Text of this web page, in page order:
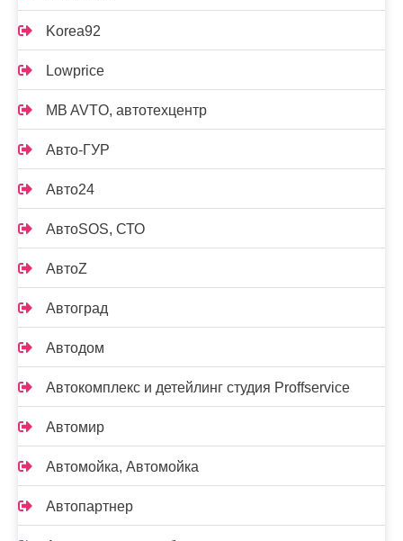
Korea92
Lowprice
MB AVTO, автотехцентр
Авто-ГУР
Авто24
АвтоSOS, СТО
АвтоZ
Автоград
Автодом
Автокомплекс и детейлинг студия Proffservice
Автомир
Автомойка, Автомойка
Автопартнер